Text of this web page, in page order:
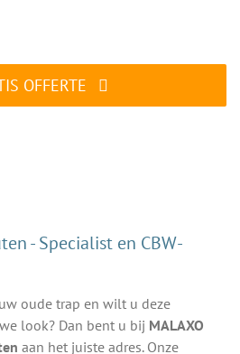
OFFERTE
- Specialist en CBW-
oude trap en wilt u deze
look? Dan bent u bij MALAXO
aan het juiste adres. Onze